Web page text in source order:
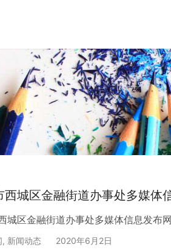
西城区金融街道办事处多媒体
城区金融街道办事处多媒体信息发布
, 新闻动态 2020年6月2日